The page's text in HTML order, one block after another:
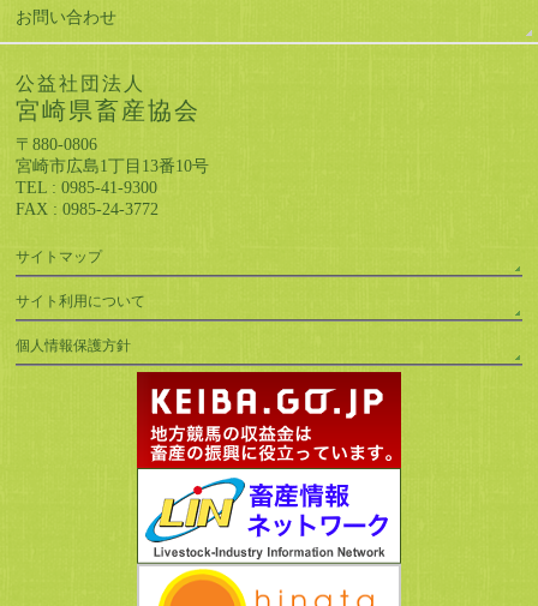
お問い合わせ
公益社団法人
宮崎県畜産協会
〒880-0806
宮崎市広島1丁目13番10号
TEL : 0985-41-9300
FAX : 0985-24-3772
サイトマップ
サイト利用について
個人情報保護方針